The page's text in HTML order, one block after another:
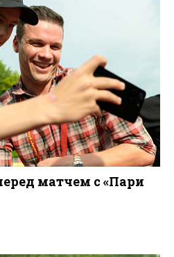
матчем с «Пари